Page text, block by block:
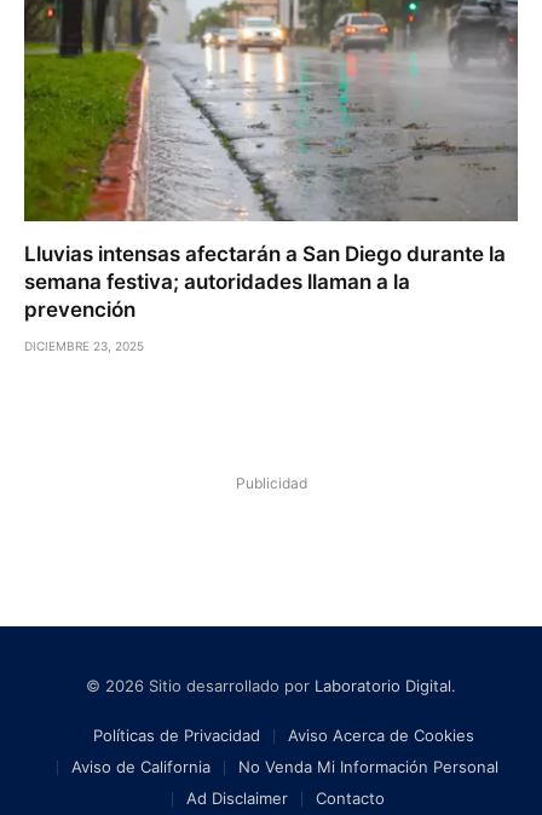
Lluvias intensas afectarán a San Diego durante la
semana festiva; autoridades llaman a la
prevención
DICIEMBRE 23, 2025
Publicidad
© 2026 Sitio desarrollado por Laboratorio Digital.
Políticas de Privacidad
Aviso Acerca de Cookies
Aviso de California
No Venda Mi Información Personal
Ad Disclaimer
Contacto